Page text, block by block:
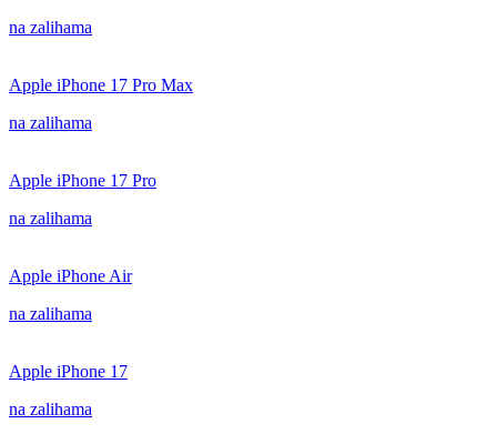
na zalihama
Apple iPhone 17 Pro Max
na zalihama
Apple iPhone 17 Pro
na zalihama
Apple iPhone Air
na zalihama
Apple iPhone 17
na zalihama